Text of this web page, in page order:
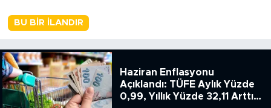
BU BIR İLANDIR
Haziran Enflasyonu
Açıklandı: TÜFE Aylık Yüzde
0,99, Yıllık Yüzde 32,11 Arttı,